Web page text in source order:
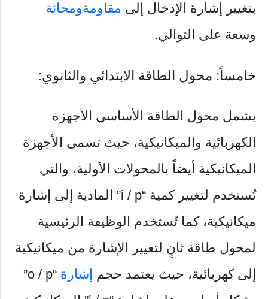
بتغيير إشارة الإدخال إلى مقاومةومحاثة
وسعة على التوالي.
خامساً: محول الطاقة الابتدائي والثانوي:
يشمل محول الطاقة الأساسي الأجهزة
الكهربائية والميكانيكية، حيث تسمى الأجهزة
الميكانيكية أيضاً بالمحولات الأولية، والتي
تُستخدم لتغيير كمية “i / p” المادية إلى إشارة
ميكانيكية، كما تُستخدم الوظيفة الرئيسية
لمحول طاقة ثانٍ لتغيير الإشارة من ميكانيكية
إلى كهربائية، حيث يعتمد حجم إشارة
“o / p”